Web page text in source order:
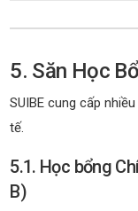
5. Săn Học
SUIBE cung cấp
tế.
5.1. Học bổng
B)